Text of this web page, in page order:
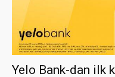
Yelo Bank-dan ilk